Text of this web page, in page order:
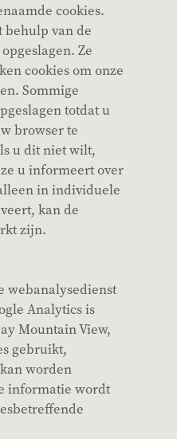
cookies.
behulp van de
Ze
cookies om onze
Sommige
totdat u
browser te
u dit niet wilt,
u informeert over
in individuele
kan de
zijn.
webanalysedienst
Analytics is
Mountain View,
gebruikt,
worden
informatie wordt